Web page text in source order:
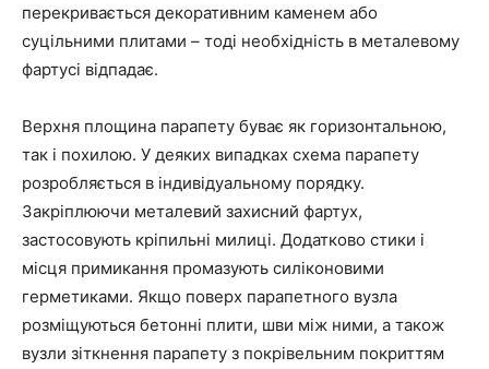
перекривається декоративним каменем або
суцільними плитами – тоді необхідність в металевому
фартусі відпадає.
Верхня площина парапету буває як горизонтальною,
так і похилою. У деяких випадках схема парапету
розробляється в індивідуальному порядку.
Закріплюючи металевий захисний фартух,
застосовують кріпильні милиці. Додатково стики і
місця примикання промазують силіконовими
герметиками. Якщо поверх парапетного вузла
розміщуються бетонні плити, шви між ними, а також
вузли зіткнення парапету з покрівельним покриттям